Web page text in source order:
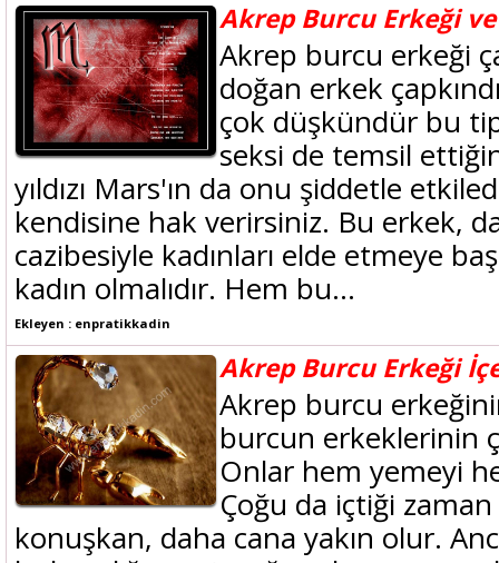
Akrep Burcu Erkeği ve
Akrep burcu erkeği
doğan erkek
çok düşkündür bu
seksi de temsil
yıldızı Mars'ın da onu şiddetle
kendisine hak verirsiniz. Bu erkek,
cazibesiyle kadınları elde etmeye
kadın olmalıdır. Hem bu...
Ekleyen : enpratikkadin
Akrep Burcu Erkeği
Akrep burcu
burcun erkeklerinin
Onlar hem yemeyi
Çoğu da içtiği
konuşkan, daha cana yakın olur.